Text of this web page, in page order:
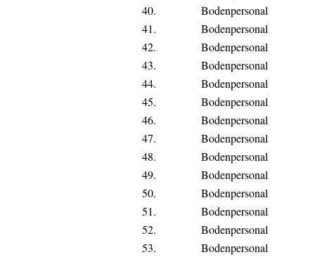
40.
Bodenpersonal
41.
Bodenpersonal
42.
Bodenpersonal
43.
Bodenpersonal
44.
Bodenpersonal
45.
Bodenpersonal
46.
Bodenpersonal
47.
Bodenpersonal
48.
Bodenpersonal
49.
Bodenpersonal
50.
Bodenpersonal
51.
Bodenpersonal
52.
Bodenpersonal
53.
Bodenpersonal